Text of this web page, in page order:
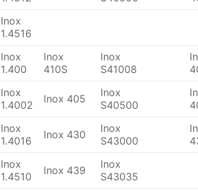
Inox
1.4516
Inox
1.400
Inox
410S
Inox
S41008
Inox
1.4002
Inox 405
Inox
S40500
Inox
1.4016
Inox 430
Inox
S43000
Inox
1.4510
Inox 439
Inox
S43035